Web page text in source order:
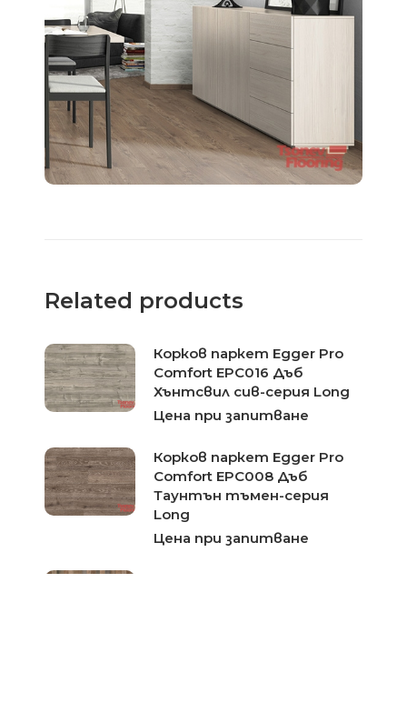
Related products
Корков паркет Egger Pro
Comfort EPC016 Дъб
Хънтсвил сив-серия Long
Цена при запитване
Корков паркет Egger Pro
Comfort EPC008 Дъб
Таунтън тъмен-серия
Long
Цена при запитване